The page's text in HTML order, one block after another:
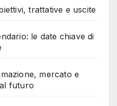
trattative e uscite
le date chiave di
mercato e
futuro